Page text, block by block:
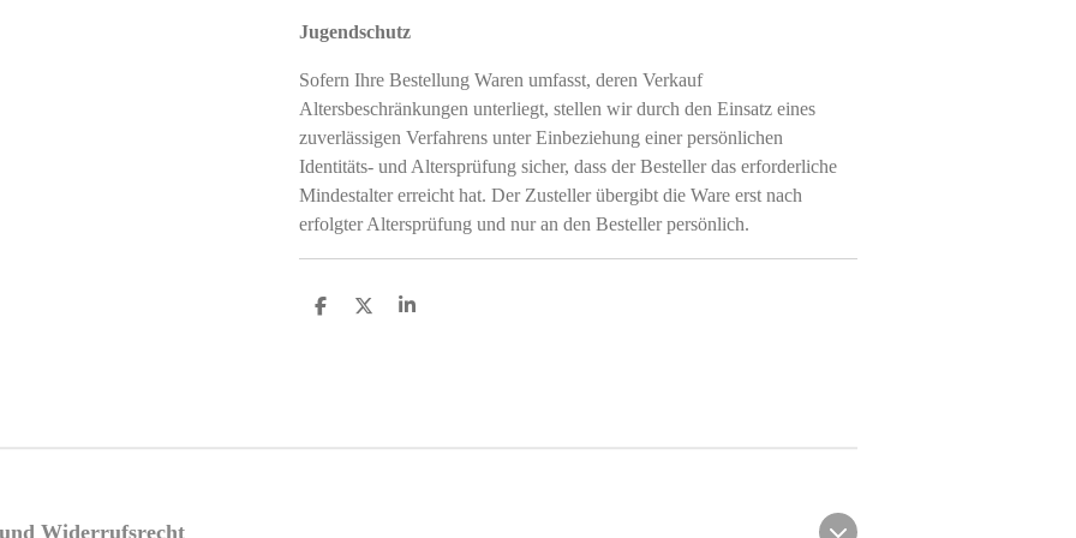
Jugendschutz
Sofern Ihre Bestellung Waren umfasst, deren Verkauf
Altersbeschränkungen unterliegt, stellen wir durch den Einsatz eines
zuverlässigen Verfahrens unter Einbeziehung einer persönlichen
Identitäts- und Altersprüfung sicher, dass der Besteller das erforderliche
Mindestalter erreicht hat. Der Zusteller übergibt die Ware erst nach
erfolgter Altersprüfung und nur an den Besteller persönlich.
T
T
T
Widerrufsrecht